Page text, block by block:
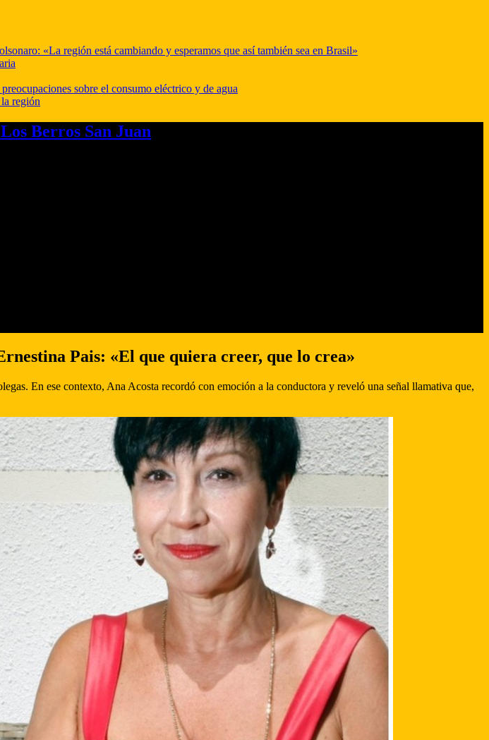
«La región está cambiando y esperamos que así también sea en Brasil»
sobre el consumo eléctrico y de agua
región
Berros San Juan
Pais: «El que quiera creer, que lo crea»
En ese contexto, Ana Acosta recordó con emoción a la conductora y reveló una señal llamativa que,